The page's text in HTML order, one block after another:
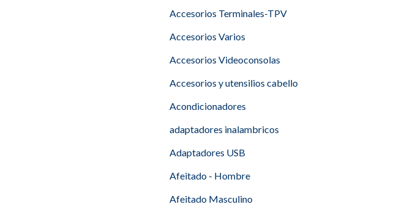
Accesorios Terminales-TPV
Accesorios Varios
Accesorios Videoconsolas
Accesorios y utensilios cabello
Acondicionadores
adaptadores inalambricos
Adaptadores USB
Afeitado - Hombre
Afeitado Masculino